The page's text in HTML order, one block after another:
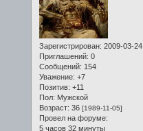
Зарегистрирован: 2009-03-24
Приглашений: 0
Сообщений: 154
Уважение: +7
Позитив: +11
Пол: Мужской
Возраст: 36 [1989-11-05]
Провел на форуме:
5 часов 32 минуты